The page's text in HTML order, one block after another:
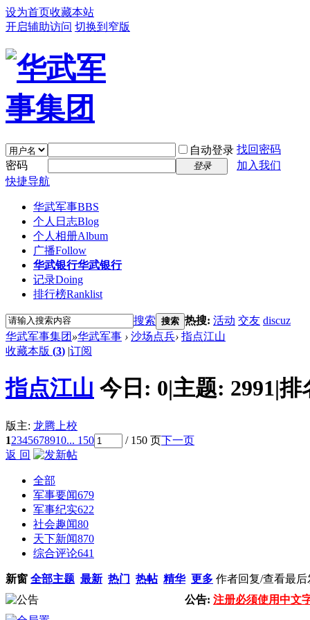
设为首页收藏本站
开启辅助访问 切换到窄版
自动登录 找回密码
密码
登录
加入我们
快捷导航
华武军事BBS
个人日志Blog
个人相册Album
广播Follow
华武银行华武银行
记录Doing
排行榜Ranklist
搜索 搜索 热搜: 活动 交友 discuz
华武军事集团 »华武军事 › 沙场点兵› 指点江山
收藏本版 (3) |订阅
指点江山 今日: 0|主题: 2991|排
版主: 龙腾上校
12345678910... 150 / 150 页下一页
返 回
全部
军事要闻679
军事纪实622
社会趣闻80
天下新闻870
综合评论641
新窗 全部主题 最新 热门 热帖 精华 更多 作者回复/查看最后
公告: 注册必须使用中文